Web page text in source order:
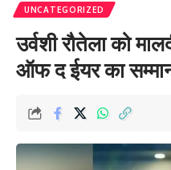
UNCATEGORIZED
उर्वशी रौतेला को
ऑफ द ईयर का